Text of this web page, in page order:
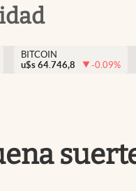
BITCOIN
u$s 64.746,8 -0.09%